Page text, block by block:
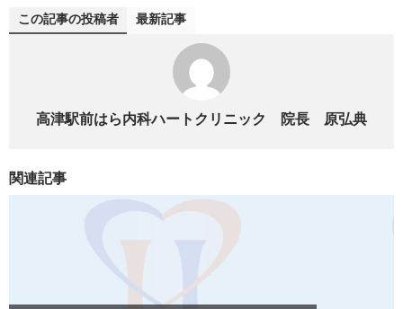
この記事の投稿者 最新記事
高津駅前はら内科ハートクリニック 院長 原弘典
関連記事